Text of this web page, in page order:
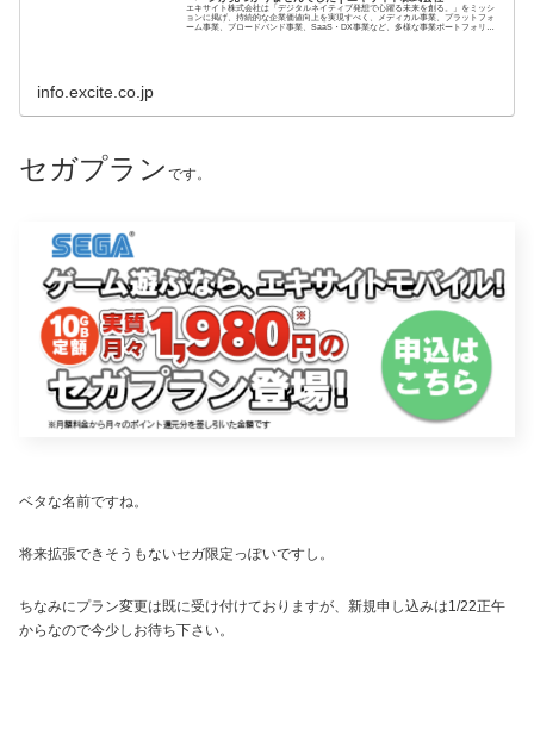
エキサイト株式会社は「デジタルネイティブ発想で心躍る未来を創る。」をミッシ
ョンに掲げ、持続的な企業価値向上を実現すべく、メディカル事業、プラットフォ
ーム事業、ブロードバンド事業、SaaS・DX事業など、多様な事業ポートフォリオ
info.excite.co.jp
セガプラン です。
ベタな名前ですね。
将来拡張できそうもないセガ限定っぽいですし。
ちなみにプラン変更は既に受け付けておりますが、新規申し込みは1/22正午
からなので今少しお待ち下さい。